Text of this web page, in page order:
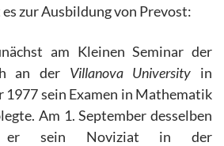
zur Ausbildung von Prevost:
am Kleinen Seminar der
an der Villanova University in
1977 sein Examen in Mathematik
Am 1. September desselben
er sein Noviziat in der